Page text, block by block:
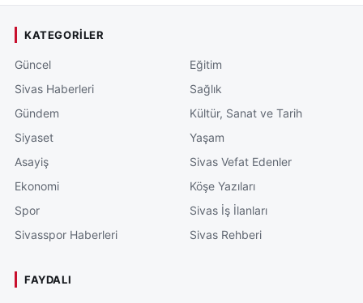
KATEGORILER
Güncel
Sivas Haberleri
Gündem
Siyaset
Asayiş
Ekonomi
Spor
Sivasspor Haberleri
Eğitim
Sağlık
Kültür, Sanat ve Tarih
Yaşam
Sivas Vefat Edenler
Köşe Yazıları
Sivas İş İlanları
Sivas Rehberi
FAYDALI